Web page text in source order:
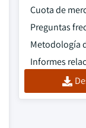
Cuota de
Preguntas
Metodología
Informes